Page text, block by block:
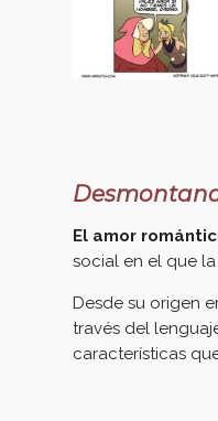
El amor
social en el que
Desde su origen
través del
características